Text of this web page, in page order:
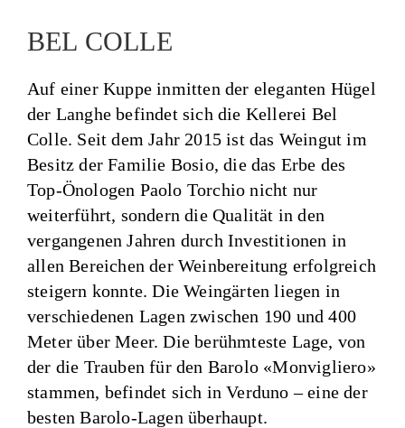
BEL COLLE
Auf einer Kuppe inmitten der eleganten Hügel
der Langhe befindet sich die Kellerei Bel
Colle. Seit dem Jahr 2015 ist das Weingut im
Besitz der Familie Bosio, die das Erbe des
Top-Önologen Paolo Torchio nicht nur
weiterführt, sondern die Qualität in den
vergangenen Jahren durch Investitionen in
allen Bereichen der Weinbereitung erfolgreich
steigern konnte. Die Weingärten liegen in
verschiedenen Lagen zwischen 190 und 400
Meter über Meer. Die berühmteste Lage, von
der die Trauben für den Barolo «Monvigliero»
stammen, befindet sich in Verduno – eine der
besten Barolo-Lagen überhaupt.